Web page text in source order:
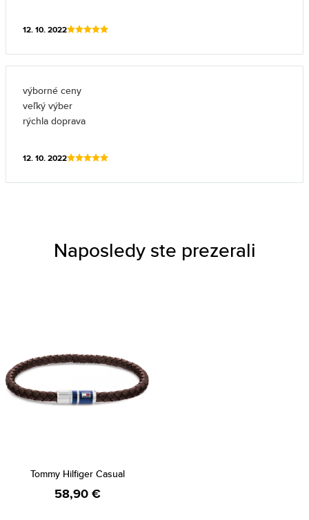
12. 10. 2022
výborné ceny
veľký výber
rýchla doprava
12. 10. 2022
Naposledy ste prezerali
Tommy Hilfiger Casual
58,90 €